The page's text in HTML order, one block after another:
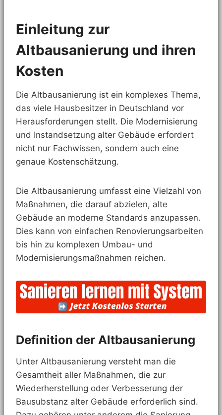
Einleitung zur
Altbausanierung und ihren
Kosten
Die Altbausanierung ist ein komplexes Thema,
das viele Hausbesitzer in Deutschland vor
Herausforderungen stellt. Die Modernisierung
und Instandsetzung alter Gebäude erfordert
nicht nur Fachwissen, sondern auch eine
genaue Kostenschätzung.
Die Altbausanierung umfasst eine Vielzahl von
Maßnahmen, die darauf abzielen, alte
Gebäude an moderne Standards anzupassen.
Dies kann von einfachen Renovierungsarbeiten
bis hin zu komplexen Umbau- und
Modernisierungsmaßnahmen reichen.
Definition der Altbausanierung
Unter Altbausanierung versteht man die
Gesamtheit aller Maßnahmen, die zur
Wiederherstellung oder Verbesserung der
Bausubstanz alter Gebäude erforderlich sind.